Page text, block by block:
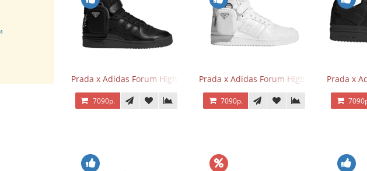
Prada x Adidas Forum High Triple Black
7090р.
Prada x Adidas Forum High Triple White
7090р.
Prada x